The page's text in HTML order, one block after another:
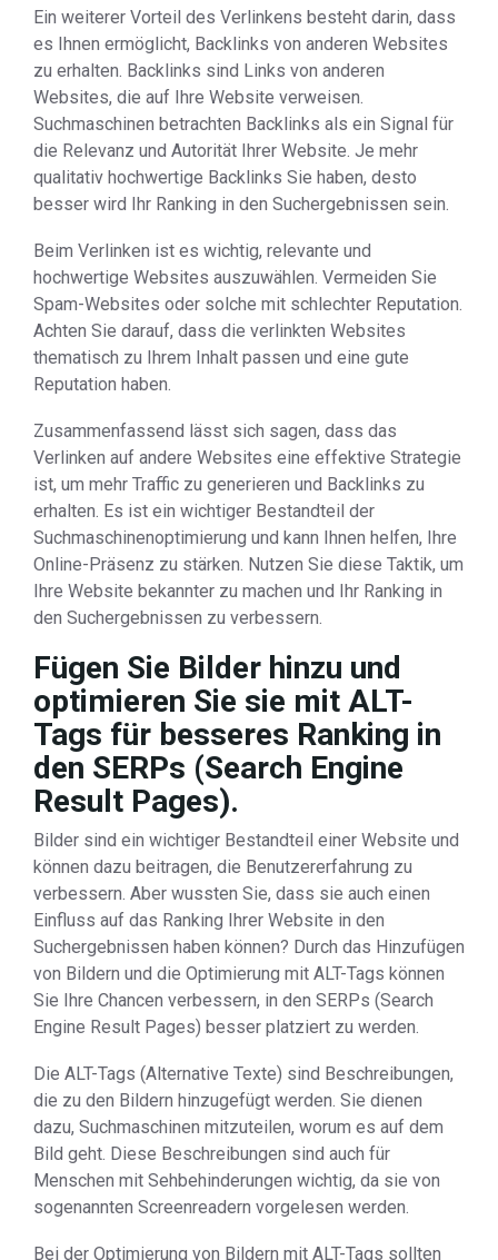
Ein weiterer Vorteil des Verlinkens besteht darin, dass
es Ihnen ermöglicht, Backlinks von anderen Websites
zu erhalten. Backlinks sind Links von anderen
Websites, die auf Ihre Website verweisen.
Suchmaschinen betrachten Backlinks als ein Signal für
die Relevanz und Autorität Ihrer Website. Je mehr
qualitativ hochwertige Backlinks Sie haben, desto
besser wird Ihr Ranking in den Suchergebnissen sein.
Beim Verlinken ist es wichtig, relevante und
hochwertige Websites auszuwählen. Vermeiden Sie
Spam-Websites oder solche mit schlechter Reputation.
Achten Sie darauf, dass die verlinkten Websites
thematisch zu Ihrem Inhalt passen und eine gute
Reputation haben.
Zusammenfassend lässt sich sagen, dass das
Verlinken auf andere Websites eine effektive Strategie
ist, um mehr Traffic zu generieren und Backlinks zu
erhalten. Es ist ein wichtiger Bestandteil der
Suchmaschinenoptimierung und kann Ihnen helfen, Ihre
Online-Präsenz zu stärken. Nutzen Sie diese Taktik, um
Ihre Website bekannter zu machen und Ihr Ranking in
den Suchergebnissen zu verbessern.
Fügen Sie Bilder hinzu und
optimieren Sie sie mit ALT-
Tags für besseres Ranking in
den SERPs (Search Engine
Result Pages).
Bilder sind ein wichtiger Bestandteil einer Website und
können dazu beitragen, die Benutzererfahrung zu
verbessern. Aber wussten Sie, dass sie auch einen
Einfluss auf das Ranking Ihrer Website in den
Suchergebnissen haben können? Durch das Hinzufügen
von Bildern und die Optimierung mit ALT-Tags können
Sie Ihre Chancen verbessern, in den SERPs (Search
Engine Result Pages) besser platziert zu werden.
Die ALT-Tags (Alternative Texte) sind Beschreibungen,
die zu den Bildern hinzugefügt werden. Sie dienen
dazu, Suchmaschinen mitzuteilen, worum es auf dem
Bild geht. Diese Beschreibungen sind auch für
Menschen mit Sehbehinderungen wichtig, da sie von
sogenannten Screenreadern vorgelesen werden.
Bei der Optimierung von Bildern mit ALT-Tags sollten